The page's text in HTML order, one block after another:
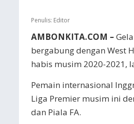
Penulis: Editor
AMBONKITA.COM –
bergabung dengan West
habis musim 2020-2021,
Pemain internasional
Liga Premier musim ini
dan Piala FA.